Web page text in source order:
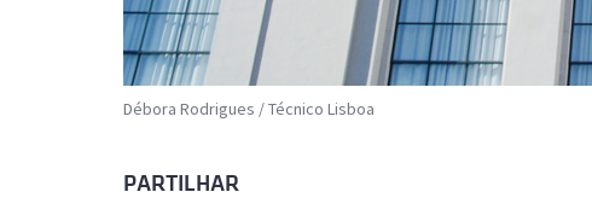
Débora Rodrigues / Técnico Lisboa
PARTILHAR